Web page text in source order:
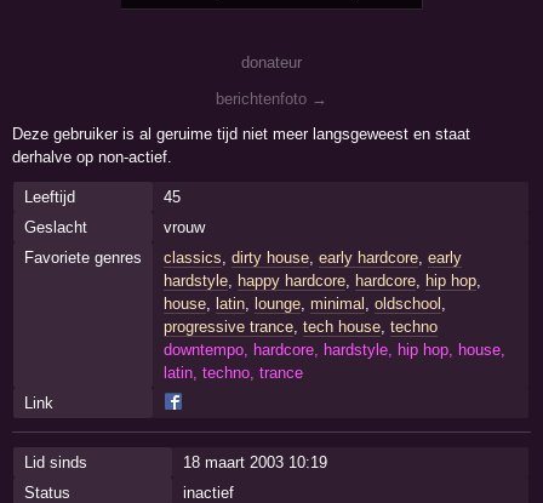
donateur
berichtenfoto →
Deze gebruiker is al geruime tijd niet meer langsgeweest en staat
derhalve op non-actief.
Leeftijd
45
Geslacht
vrouw
Favoriete genres
classics, dirty house, early hardcore, early
hardstyle, happy hardcore, hardcore, hip hop,
house, latin, lounge, minimal , oldschool ,
progressive trance, tech house, techno
downtempo, hardcore, hardstyle, hip hop, house,
latin, techno, trance
Link
Lid sinds
18 maart 2003 10:19
Status
inactief